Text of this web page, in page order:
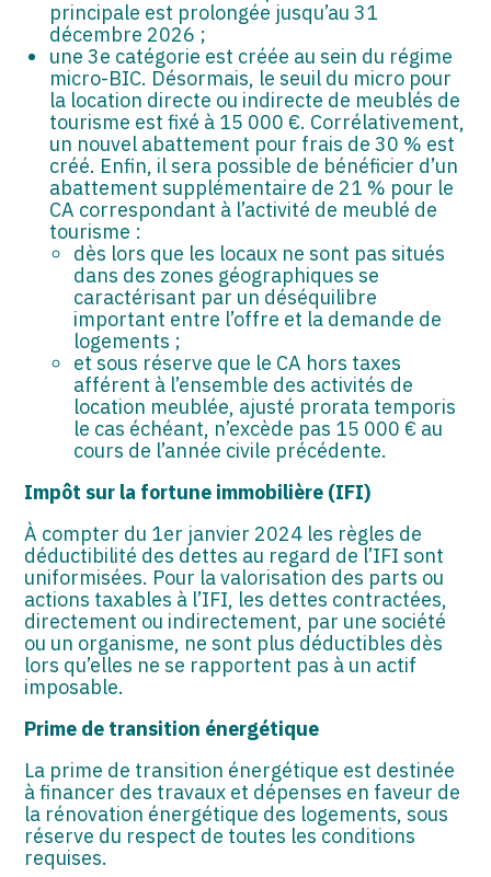
principale est prolongée jusqu’au 31
décembre 2026 ;
une 3e catégorie est créée au sein du régime
micro-BIC. Désormais, le seuil du micro pour
la location directe ou indirecte de meublés de
tourisme est fixé à 15 000 €. Corrélativement,
un nouvel abattement pour frais de 30 % est
créé. Enfin, il sera possible de bénéficier d’un
abattement supplémentaire de 21 % pour le
CA correspondant à l’activité de meublé de
tourisme :
dès lors que les locaux ne sont pas situés
dans des zones géographiques se
caractérisant par un déséquilibre
important entre l’offre et la demande de
logements ;
et sous réserve que le CA hors taxes
afférent à l’ensemble des activités de
location meublée, ajusté prorata temporis
le cas échéant, n’excède pas 15 000 € au
cours de l’année civile précédente.
Impôt sur la fortune immobilière (IFI)
À compter du 1er janvier 2024 les règles de
déductibilité des dettes au regard de l’IFI sont
uniformisées. Pour la valorisation des parts ou
actions taxables à l’IFI, les dettes contractées,
directement ou indirectement, par une société
ou un organisme, ne sont plus déductibles dès
lors qu’elles ne se rapportent pas à un actif
imposable.
Prime de transition énergétique
La prime de transition énergétique est destinée
à financer des travaux et dépenses en faveur de
la rénovation énergétique des logements, sous
réserve du respect de toutes les conditions
requises.